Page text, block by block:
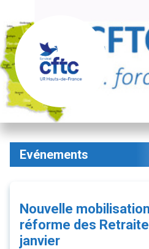
Evénements
Nouvelle
réforme des
janvier